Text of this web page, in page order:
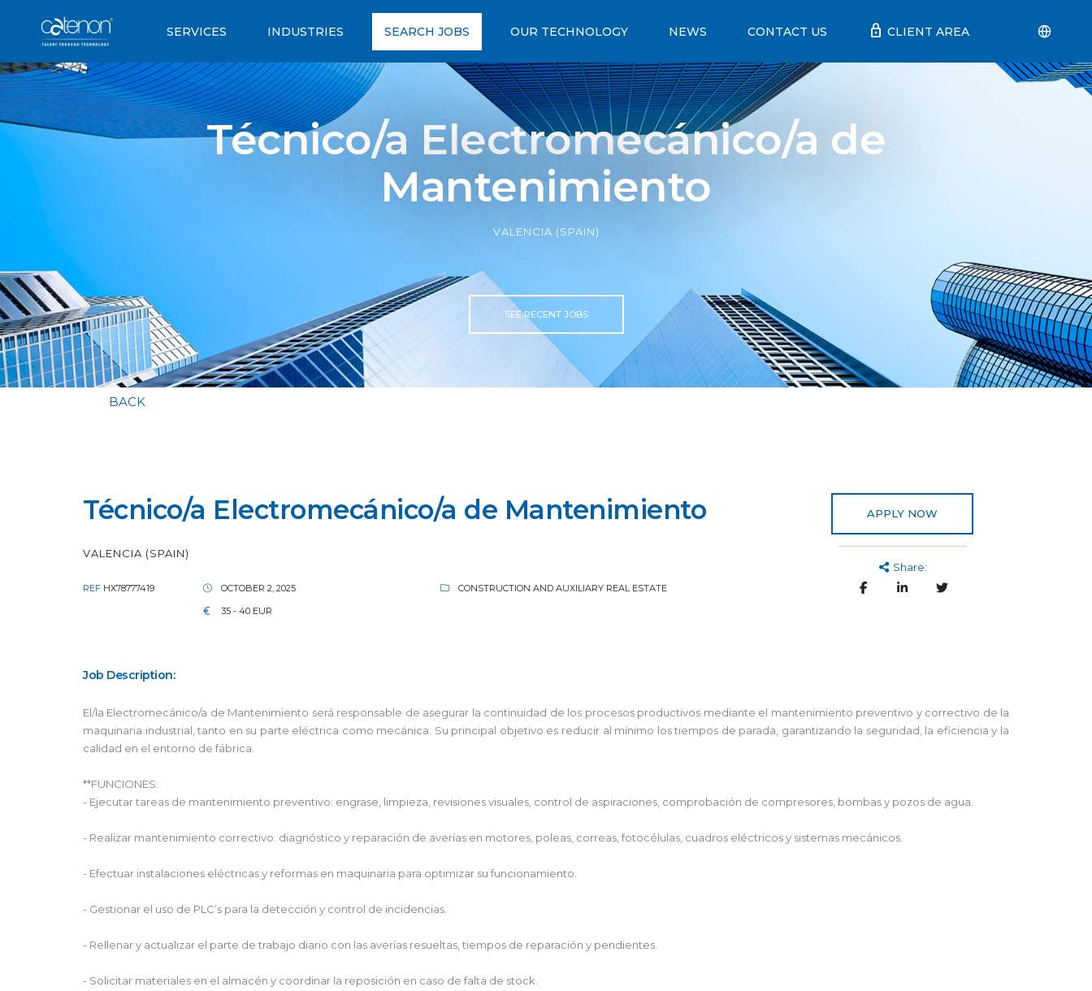
SERVICES INDUSTRIES SEARCH JOBS OUR TECHNOLOGY NEWS CONTACT US lock CLIENT AREA
Técnico/a Electromecánico/a de
Mantenimiento
VALENCIA (SPAIN)
SEE RECENT JOBS
BACK
Técnico/a Electromecánico/a de Mantenimiento
VALENCIA (SPAIN)
REF HX78777419 OCTOBER 2, 2025
CONSTRUCTION AND AUXILIARY REAL ESTATE
35 - 40 EUR
APPLY NOW
Share:
Job Description:
El/la Electromecánico/a de Mantenimiento será responsable de asegurar la continuidad de los procesos productivos mediante el mantenimiento preventivo y correctivo de la
maquinaria industrial, tanto en su parte eléctrica como mecánica. Su principal objetivo es reducir al mínimo los tiempos de parada, garantizando la seguridad, la eficiencia y la
calidad en el entorno de fábrica.
**FUNCIONES:
- Ejecutar tareas de mantenimiento preventivo: engrase, limpieza, revisiones visuales, control de aspiraciones, comprobación de compresores, bombas y pozos de agua.
- Realizar mantenimiento correctivo: diagnóstico y reparación de averías en motores, poleas, correas, fotocélulas, cuadros eléctricos y sistemas mecánicos.
- Efectuar instalaciones eléctricas y reformas en maquinaria para optimizar su funcionamiento.
- Gestionar el uso de PLC’s para la detección y control de incidencias.
- Rellenar y actualizar el parte de trabajo diario con las averías resueltas, tiempos de reparación y pendientes.
- Solicitar materiales en el almacén y coordinar la reposición en caso de falta de stock.